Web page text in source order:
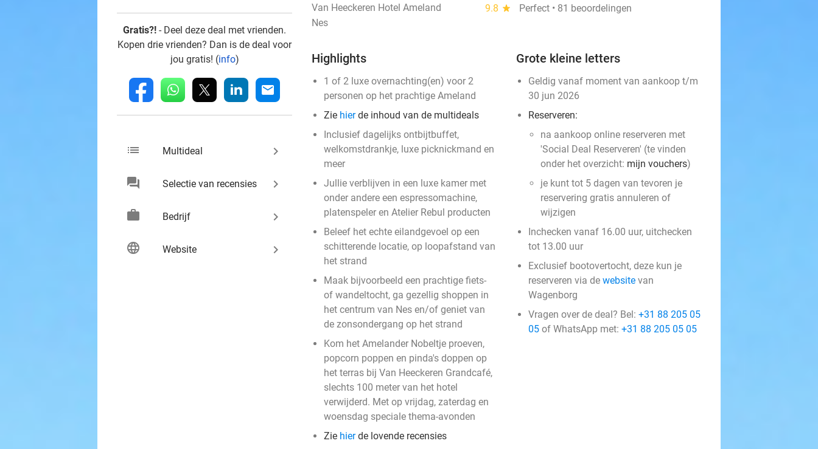
Gratis?! - Deel deze deal met vrienden.
Kopen drie vrienden? Dan is de deal voor
jou gratis! (info)
fb whatsapp linkedin mail
list Multideal keyboard_arrow_right
chat Selectie van recensies keyboard_arrow_right
work Bedrijf keyboard_arrow_right
language Website keyboard_arrow_right
Van Heeckeren Hotel Ameland 9.8 star
Perfect • 81 beoordelingen
Nes
Highlights
1 of 2 luxe overnachting(en) voor 2
personen op het prachtige Ameland
Zie hierde inhoud van de multideals
Inclusief dagelijks ontbijtbuffet,
welkomstdrankje, luxe picknickmand en
meer
Jullie verblijven in een luxe kamer met
onder andere een espressomachine,
platenspeler en Atelier Rebul producten
Beleef het echte eilandgevoel op een
schitterende locatie, op loopafstand van
het strand
Maak bijvoorbeeld een prachtige fiets-
of wandeltocht, ga gezellig shoppen in
het centrum van Nes en/of geniet van
de zonsondergang op het strand
Kom het Amelander Nobeltje proeven,
popcorn poppen en pinda's doppen op
het terras bij Van Heeckeren Grandcafé,
slechts 100 meter van het hotel
verwijderd. Met op vrijdag, zaterdag en
woensdag speciale thema-avonden
Zie hierde lovende recensies
Grote kleine letters
Geldig vanaf moment van aankoop t/m
30 jun 2026
Reserveren:
na aankoop online reserveren met
'Social Deal Reserveren' (te vinden
onder het overzicht: mijn vouchers)
je kunt tot 5 dagen van tevoren je
reservering gratis annuleren of
wijzigen
Inchecken vanaf 16.00 uur, uitchecken
tot 13.00 uur
Exclusief bootovertocht, deze kun je
reserveren via de website van
Wagenborg
Vragen over de deal? Bel: +31 88 205 05
05 of WhatsApp met: +31 88 205 05 05